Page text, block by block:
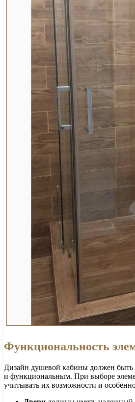
Функциональность
Дизайн душевой кабины должен быть
и функциональным. При выборе
учитывать их возможности и